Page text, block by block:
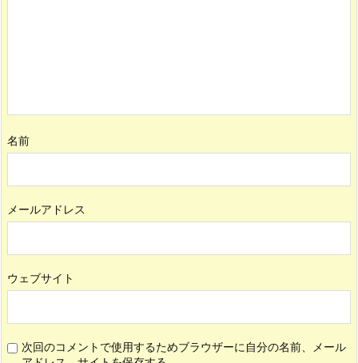
名前
メールアドレス
ウェブサイト
次回のコメントで使用するためブラウザーに自分の名前、メール